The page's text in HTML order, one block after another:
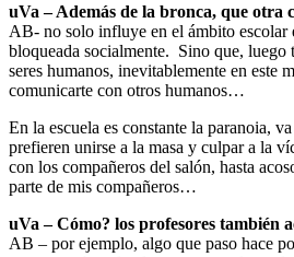
uVa – Además de la bronca, que otra
AB- no solo influye en el ámbito escolar
bloqueada socialmente. Sino que, luego
seres humanos, inevitablemente en este
comunicarte con otros humanos…
En la escuela es constante la paranoia,
prefieren unirse a la masa y culpar a la
con los compañeros del salón, hasta
parte de mis compañeros…
uVa – Cómo? los profesores también
AB – por ejemplo, algo que paso hace